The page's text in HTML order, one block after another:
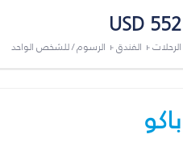
USD 552
الرحلات + الفندق + الرسوم / للشخص الواحد
باكو